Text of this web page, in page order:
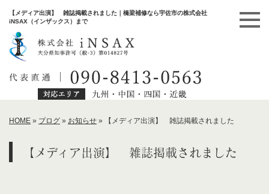
【メディア出演】 雑誌掲載されました｜橋梁補修なら宇佐市の株式会社
iNSAX（インザックス）まで
HOME » ブログ » お知らせ » 【メディア出演】 雑誌掲載されました
【メディア出演】 雑誌掲載されました